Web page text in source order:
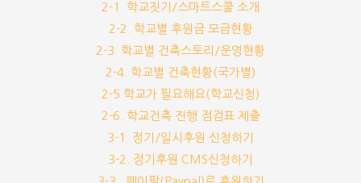
2-1. 학교짓기/스마트스쿨 소개
2-2. 학교별 후원금 모금현황
2-3. 학교별 건축스토리/운영현황
2-4. 학교별 건축현황(국가별)
2-5 학교가 필요해요(학교신청)
2-6. 학교건축 진행 점검표 제출
3-1. 정기/일시후원 신청하기
3-2. 정기후원 CMS신청하기